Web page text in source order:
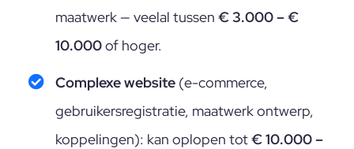
maatwerk — veelal tussen € 3.000 – €
10.000of hoger.
Complexe website (e-commerce,
gebruikersregistratie, maatwerk ontwerp,
koppelingen): kan oplopen tot€ 10.000 –